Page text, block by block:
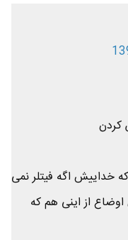
کردن
خداییش اگه فیتلر نمی
اوضاع از اینی هم که